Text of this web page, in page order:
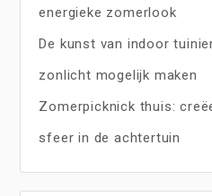
energieke zomerlook
De kunst van indoor
zonlicht mogelijk maken
Zomerpicknick thuis:
sfeer in de achtertuin